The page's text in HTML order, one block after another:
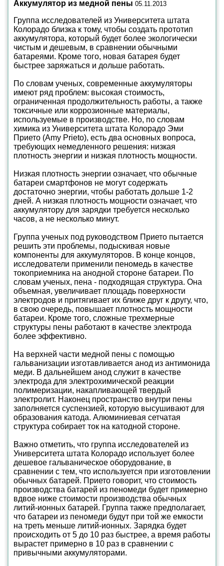
Аккумулятор из медной пены 05.11.2013
Группа исследователей из Университета штата
Колорадо близка к тому, чтобы создать прототип
аккумулятора, который будет более экологически
чистым и дешевым, в сравнении обычными
батареями. Кроме того, новая батарея будет
быстрее заряжаться и дольше работать.
По словам ученых, современные аккумуляторы
имеют ряд проблем: высокая стоимость,
ограниченная продолжительность работы, а также
токсичные или коррозионные материалы,
используемые в производстве. Но, по словам
химика из Университета штата Колорадо Эми
Прието (Amy Prieto), есть два основных вопроса,
требующих немедленного решения: низкая
плотность энергии и низкая плотность мощности.
Низкая плотность энергии означает, что обычные
батареи смартфонов не могут содержать
достаточно энергии, чтобы работать дольше 1-2
дней. А низкая плотность мощности означает, что
аккумулятору для зарядки требуется несколько
часов, а не несколько минут.
Группа ученых под руководством Прието пытается
решить эти проблемы, подыскивая новые
компоненты для аккумуляторов. В конце концов,
исследователи применили пеномедь в качестве
токоприемника на анодной стороне батареи. По
словам ученых, пена - подходящая структура. Она
объемная, увеличивает площадь поверхности
электродов и притягивает их ближе друг к другу, что,
в свою очередь, повышает плотность мощности
батареи. Кроме того, сложные трехмерные
структуры пены работают в качестве электрода
более эффективно.
На верхней части медной пены с помощью
гальванизации изготавливается анод из антимонида
меди. В дальнейшем анод служит в качестве
электрода для электрохимической реакции
полимеризации, накапливающей твердый
электролит. Наконец пространство внутри пены
заполняется суспензией, которую высушивают для
образования катода. Алюминиевая сетчатая
структура собирает ток на катодной стороне.
Важно отметить, что группа исследователей из
Университета штата Колорадо использует более
дешевое гальваническое оборудование, в
сравнении с тем, что используется при изготовлении
обычных батарей. Прието говорит, что стоимость
производства батарей из пеномеди будет примерно
вдвое ниже стоимости производства обычных
литий-ионных батарей. Группа также предполагает,
что батареи из пеномеди будут при той же емкости
на треть меньше литий-ионных. Зарядка будет
происходить от 5 до 10 раз быстрее, а время работы
вырастет примерно в 10 раз в сравнении с
привычными аккумуляторами.